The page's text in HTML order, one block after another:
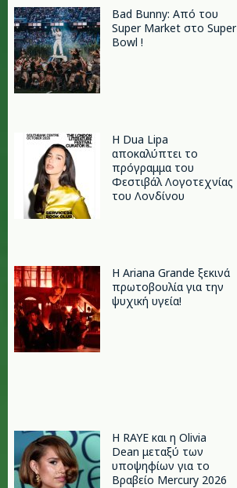
Bad Bunny: Από του
Super Market στο Super
Bowl !
Η Dua Lipa
αποκαλύπτει το
πρόγραμμα του
Φεστιβάλ Λογοτεχνίας
του Λονδίνου
Η Ariana Grande ξεκινά
πρωτοβουλία για την
ψυχική υγεία!
Η RAYE και η Olivia
Dean μεταξύ των
υποψηφίων για το
Βραβείο Mercury 2026